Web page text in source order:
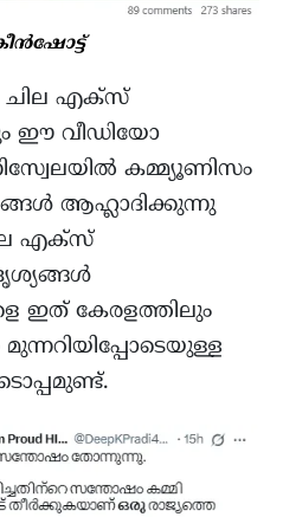
ചില എക്സ്
ഈ വീഡിയോ
കമ്മ്യൂണിസം
ആഹ്ലാദിക്കുന്നു
എക്സ്
ഇത് കേരളത്തിലും